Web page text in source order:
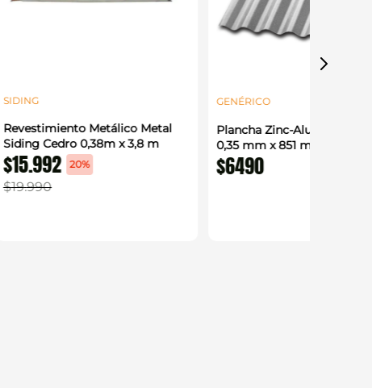
SIDING
Revestimiento Metálico Metal
Siding Cedro 0,38m x 3,8 m
$15.992 20%
$19.990
GENÉRICO
Plancha Zinc-Alum
0,35 mm x 851 mm x 2 m
$6490